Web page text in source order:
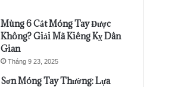
Mùng 6 Cắt Móng Tay Được
Không? Giải Mã Kiêng Kỵ Dân
Gian
Tháng 9 23, 2025
Sơn Móng Tay Thường: Lựa